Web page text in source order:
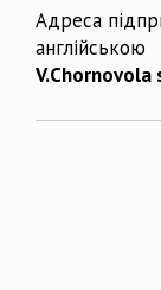
Адреса
англійською
V.Chornovola